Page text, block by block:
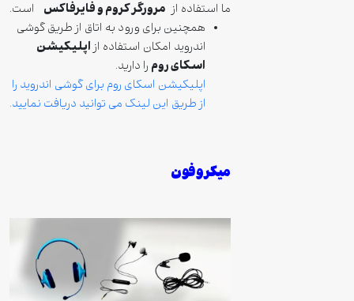
ما استفاده ازمرورگر کرومو فایرفاکساست.
همچنین برای ورود به اتاق از طریق گوشی
اندروید امکان استفاده ازاپلیکیشن
اسکای رومرا دارید.
اپلیکیشن اسکای روم برای گوشی اندروید را
از طریق این لینک می توانید دریافت نمایید.
میکروفون